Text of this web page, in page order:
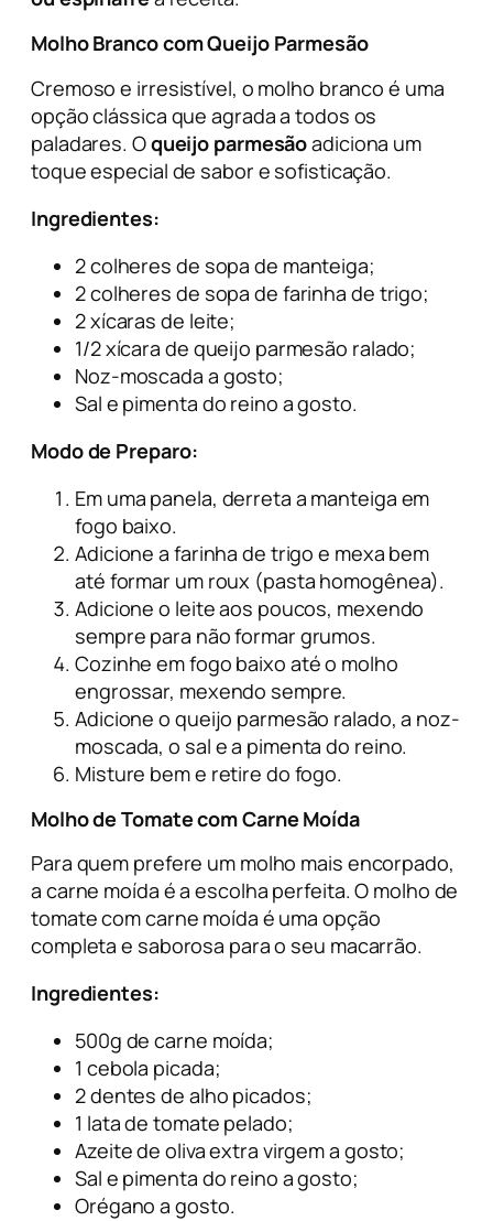
Molho Branco com Queijo Parmesão
Cremoso e irresistível, o molho branco é uma
opção clássica que agrada a todos os
paladares. Oqueijo parmesãoadiciona um
toque especial de sabor e sofisticação.
Ingredientes:
2 colheres de sopa de manteiga;
2 colheres de sopa de farinha de trigo;
2 xícaras de leite;
1/2 xícara de queijo parmesão ralado;
Noz-moscada a gosto;
Sal e pimenta do reino a gosto.
Modo de Preparo:
Em uma panela, derreta a manteiga em
fogo baixo.
Adicione a farinha de trigo e mexa bem
até formar um roux (pasta homogênea).
Adicione o leite aos poucos, mexendo
sempre para não formar grumos.
Cozinhe em fogo baixo até o molho
engrossar, mexendo sempre.
Adicione o queijo parmesão ralado, a noz-
moscada, o sal e a pimenta do reino.
Misture bem e retire do fogo.
Molho de Tomate com Carne Moída
Para quem prefere um molho mais encorpado,
a carne moída é a escolha perfeita. O molho de
tomate com carne moída é uma opção
completa e saborosa para o seu macarrão.
Ingredientes:
500g de carne moída;
1 cebola picada;
2 dentes de alho picados;
1 lata de tomate pelado;
Azeite de oliva extra virgem a gosto;
Sal e pimenta do reino a gosto;
Orégano a gosto.